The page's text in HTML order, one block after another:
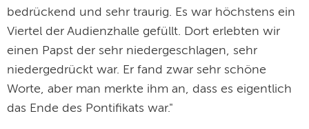
bedrückend und sehr traurig. Es war höchstens ein
Viertel der Audienzhalle gefüllt. Dort erlebten wir
einen Papst der sehr niedergeschlagen, sehr
niedergedrückt war. Er fand zwar sehr schöne
Worte, aber man merkte ihm an, dass es eigentlich
das Ende des Pontifikats war."